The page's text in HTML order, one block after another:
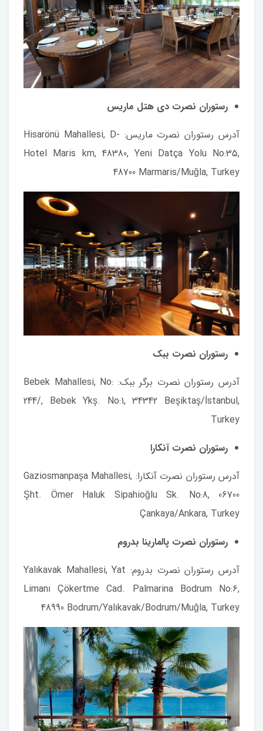
رستوران نصرت دی هتل ماریس
آدرس رستوران نصرت ماریس: Hisarönü Mahallesi, D-
Hotel Maris km, 48380, Yeni Datça Yolu No:35,
48700 Marmaris/Muğla, Turkey
رستوران نصرت ببک
آدرس رستوران نصرت برگر ببک: Bebek Mahallesi, No:
244/, Bebek Ykş. No:1, 34342 Beşiktaş/İstanbul,
Turkey
رستوران نصرت آنکارا
آدرس رستوران نصرت آنکارا: Gaziosmanpaşa Mahallesi,
Şht. Ömer Haluk Sipahioğlu Sk. No:8, 06700
Çankaya/Ankara, Turkey
رستوران نصرت پالمارینا بدروم
آدرس رستوران نصرت بدروم: Yalıkavak Mahallesi, Yat
Limanı Çökertme Cad. Palmarina Bodrum No:6,
48990 Bodrum/Yalıkavak/Bodrum/Muğla, Turkey